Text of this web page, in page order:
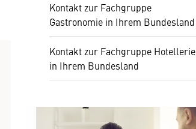
Kontakt zur Fachgruppe
Gastronomie in Ihrem Bundesland
Kontakt zur Fachgruppe Hotellerie
in Ihrem Bundesland